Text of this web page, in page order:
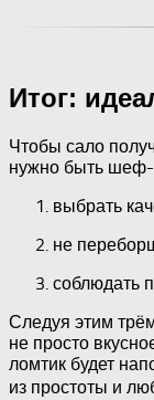
Итог:
Чтобы сало
нужно быть шеф-
выбрать
не
соблюдать
Следуя этим
не просто
ломтик будет
из простоты и